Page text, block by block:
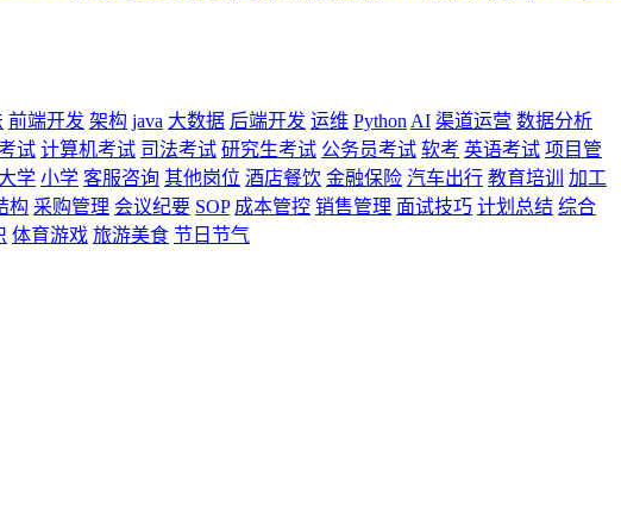
前端开发 架构 java 大数据 后端开发 运维 Python AI 渠道运营 数据分析
试 计算机考试 司法考试 研究生考试 公务员考试 软考 英语考试 项目管
大学 小学 客服咨询 其他岗位 酒店餐饮 金融保险 汽车出行 教育培训
加工
构 采购管理 会议纪要 SOP 成本管控 销售管理 面试技巧 计划总结 综合
体育游戏 旅游美食 节日节气